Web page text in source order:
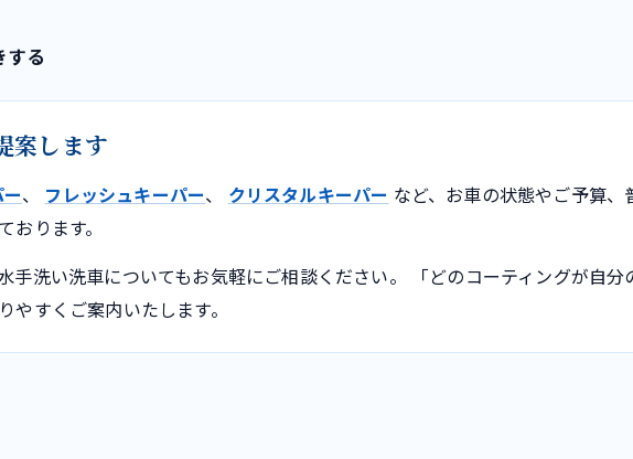
する
案します
、 フレッシュキーパー、 クリスタルキーパー など、お車の状態やご予算、
ります。
手洗い洗車についてもお気軽にご相談ください。 「どのコーティングが自分
すくご案内いたします。